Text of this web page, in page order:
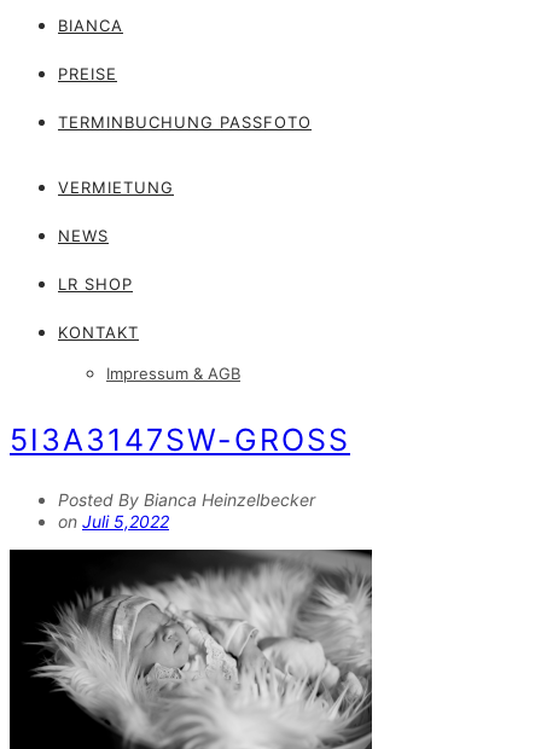
BIANCA
PREISE
TERMINBUCHUNG PASSFOTO
VERMIETUNG
NEWS
LR SHOP
KONTAKT
Impressum & AGB
5I3A3147SW-GROSS
Posted By Bianca Heinzelbecker
on Juli 5,2022